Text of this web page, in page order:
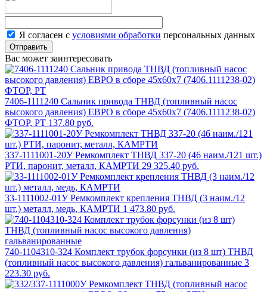
Я согласен с условиями обработки персональных данных
Отправить
Вас может заинтересовать
7406-1111240 Сальник привода ТНВД (топливный насос
высокого давления) ЕВРО в сборе 45х60х7 (7406.1111238-02)
ФТОР, РТ 137.80 руб.
337-1111001-20У Ремкомплект ТНВД 337-20 (46 наим./121 шт.)
РТИ, паронит, металл, КАМРТИ 29 325.40 руб.
33-1111002-01У Ремкомплект крепления ТНВД (3 наим./12
шт.) металл, медь, КАМРТИ 1 473.80 руб.
740-1104310-324 Комплект трубок форсунки (из 8 шт) ТНВД
(топливный насос высокого давления) гальванированные 3
223.30 руб.